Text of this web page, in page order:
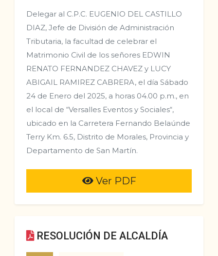
Delegar al C.P.C. EUGENIO DEL CASTILLO
DIAZ, Jefe de División de Administración
Tributaria, la facultad de celebrar el
Matrimonio Civil de los señores EDWIN
RENATO FERNANDEZ CHAVEZ y LUCY
ABIGAIL RAMIREZ CABRERA, el día Sábado
24 de Enero del 2025, a horas 04.00 p.m., en
el local de “Versalles Eventos y Sociales“,
ubicado en la Carretera Fernando Belaúnde
Terry Km. 6.5, Distrito de Morales, Provincia y
Departamento de San Martín.
Ver PDF
RESOLUCIÓN DE ALCALDÍA